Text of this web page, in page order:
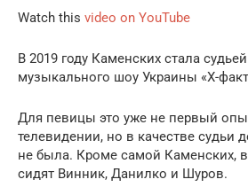
Watch this video on YouTube
В 2019 году Каменских стала
музыкального шоу Украины «Х-
Для певицы это уже не первый
телевидении, но в качестве судьи
не была. Кроме самой Каменских, в
сидят Винник, Данилко и Шуров.